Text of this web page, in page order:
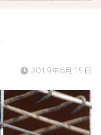
2019年6月15日